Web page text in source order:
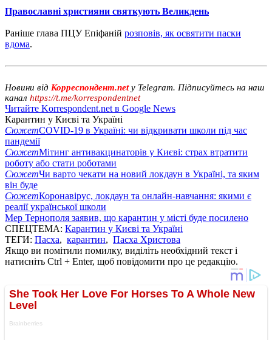
Православні християни святкують Великдень
Раніше глава ПЦУ Епіфаній розповів, як освятити паски
вдома.
Новини від Корреспондент.netу Telegram. Підписуйтесь на наш
канал https://t.me/korrespondentnet
Читайте Korrespondent.net в Google News
Карантин у Києві та Україні
СюжетCOVID-19 в Україні: чи відкривати школи під час
пандемії
СюжетМітинг антивакцинаторів у Києві: страх втратити
роботу або стати роботами
СюжетЧи варто чекати на новий локдаун в Україні, та яким
він буде
СюжетКоронавірус, локдаун та онлайн-навчання: якими є
реалії української школи
Мер Тернополя заявив, що карантин у місті буде посилено
СПЕЦТЕМА: Карантин у Києві та Україні
ТЕГИ: Пасха, карантин, Пасха Христова
Якщо ви помітили помилку, виділіть необхідний текст і
натисніть Ctrl + Enter, щоб повідомити про це редакцію.